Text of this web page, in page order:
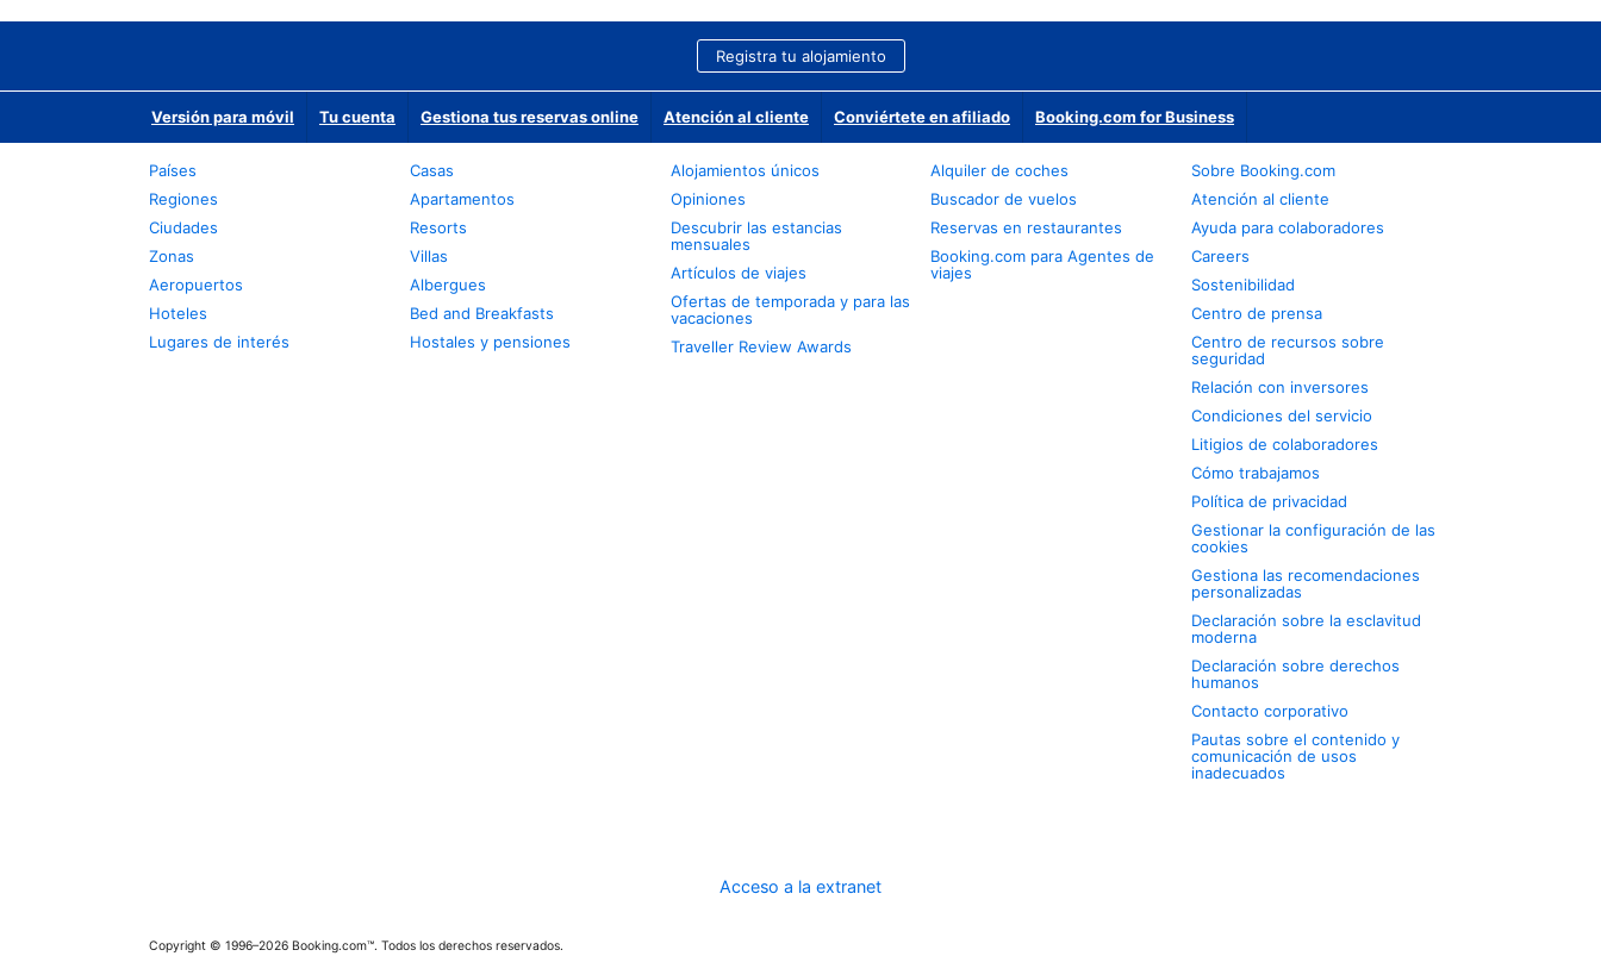
Registra tu alojamiento
Versión para móvil Tu cuenta Gestiona tus reservas online Atención al cliente Conviértete en afiliado Booking.com for Business
Países
Regiones
Ciudades
Zonas
Aeropuertos
Hoteles
Lugares de interés
Casas
Apartamentos
Resorts
Villas
Albergues
Bed and Breakfasts
Hostales y pensiones
Alojamientos únicos
Opiniones
Descubrir las estancias
mensuales
Artículos de viajes
Ofertas de temporada y para las
vacaciones
Traveller Review Awards
Alquiler de coches
Buscador de vuelos
Reservas en restaurantes
Booking.com para Agentes de
viajes
Sobre Booking.com
Atención al cliente
Ayuda para colaboradores
Careers
Sostenibilidad
Centro de prensa
Centro de recursos sobre
seguridad
Relación con inversores
Condiciones del servicio
Litigios de colaboradores
Cómo trabajamos
Política de privacidad
Gestionar la configuración de las
cookies
Gestiona las recomendaciones
personalizadas
Declaración sobre la esclavitud
moderna
Declaración sobre derechos
humanos
Contacto corporativo
Pautas sobre el contenido y
comunicación de usos
inadecuados
Acceso a la extranet
Copyright © 1996–2026 Booking.com™. Todos los derechos reservados.